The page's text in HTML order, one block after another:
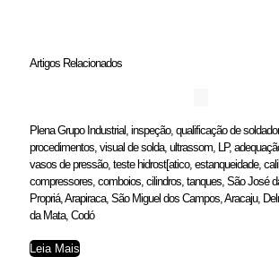
Artigos Relacionados
Plena Grupo Industrial, inspeção, qualificação de
procedimentos, visual de solda, ultrassom, LP,
vasos de pressão, teste hidrost[atico, estanqueidade,
compressores, comboios, cilindros, tanques, São José
Propriá, Arapiraca, São Miguel dos Campos, Aracaju,
da Mata, Codó
Leia Mais